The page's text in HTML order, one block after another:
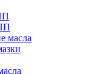
масла